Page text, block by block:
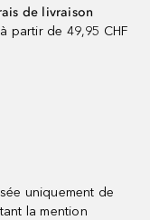
de livraison
partir de 49,95 CHF
uniquement de
la mention